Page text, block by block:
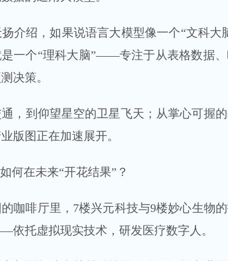
介绍，如果说语言大模型像一个“文科大
一个“理科大脑”——专注于从表格数据
决策。
，到仰望星空的卫星飞天；从掌心可握
版图正在加速展开。
何在未来“开花结果”？
咖啡厅里，7楼兴元科技与9楼妙心生物
托虚拟现实技术，研发医疗数字人。